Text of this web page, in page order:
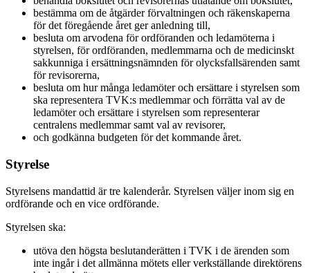
bestämma om de åtgärder förvaltningen och räkenskaperna
för det föregående året ger anledning till,
besluta om arvodena för ordföranden och ledamöterna i
styrelsen, för ordföranden, medlemmarna och de medicinskt
sakkunniga i ersättningsnämnden för olycksfallsärenden samt
för revisorerna,
besluta om hur många ledamöter och ersättare i styrelsen som
ska representera TVK:s medlemmar och förrätta val av de
ledamöter och ersättare i styrelsen som representerar
centralens medlemmar samt val av revisorer,
och godkänna budgeten för det kommande året.
Styrelse
Styrelsens mandattid är tre kalenderår. Styrelsen väljer inom sig en
ordförande och en vice ordförande.
Styrelsen ska:
utöva den högsta beslutanderätten i TVK i de ärenden som
inte ingår i det allmänna mötets eller verkställande direktörens